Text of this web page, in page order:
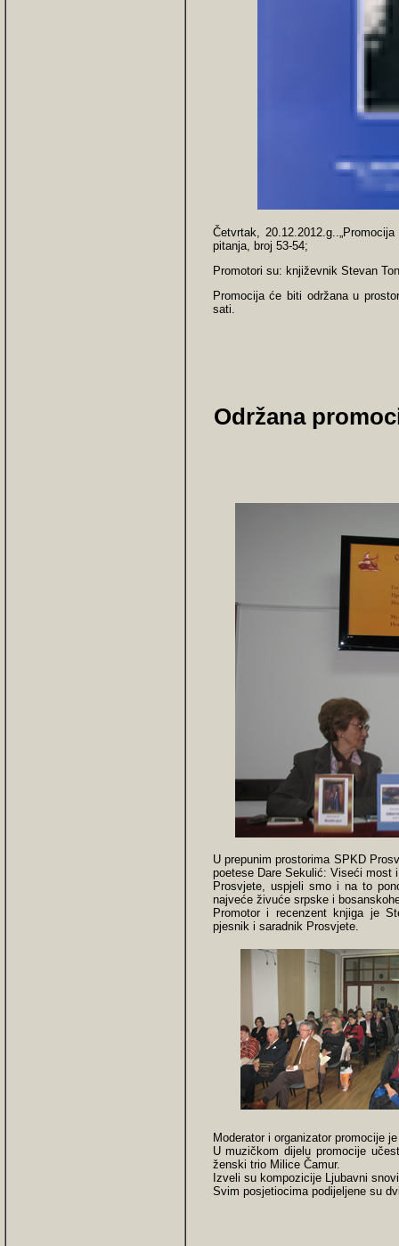
Četvrtak,
pitanja, broj 53-54;
Promotori su: književnik Stevan
Promocija će biti održana u
sati.
Održana
U prepunim prostorima SPKD
poetese Dare Sekulić: Viseći most
Prosvjete, uspjeli smo i na to
najveće živuće srpske i
Promotor i recenzent knjiga je
pjesnik i saradnik Prosvjete.
Moderator i organizator promocije
U muzičkom dijelu promocije
ženski trio Milice Čamur.
Izveli su kompozicije Ljubavni
Svim posjetiocima podijeljene su